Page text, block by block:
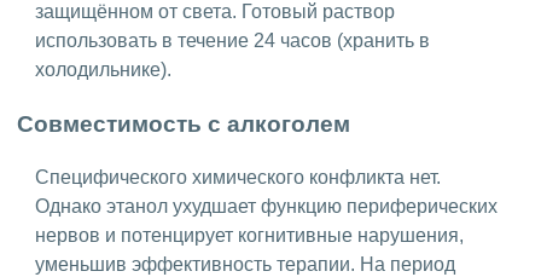
защищённом от света. Готовый раствор
использовать в течение 24 часов (хранить в
холодильнике).
Совместимость с алкоголем
Специфического химического конфликта нет.
Однако этанол ухудшает функцию периферических
нервов и потенцирует когнитивные нарушения,
уменьшив эффективность терапии. На период